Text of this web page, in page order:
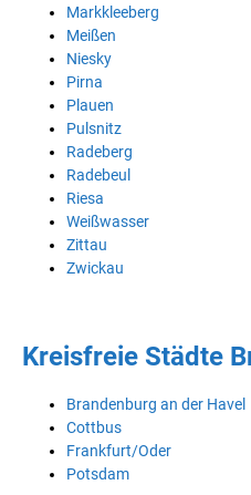
Markkleeberg
Meißen
Niesky
Pirna
Plauen
Pulsnitz
Radeberg
Radebeul
Riesa
Weißwasser
Zittau
Zwickau
Kreisfreie Städte
Brandenburg an der Havel
Cottbus
Frankfurt/Oder
Potsdam